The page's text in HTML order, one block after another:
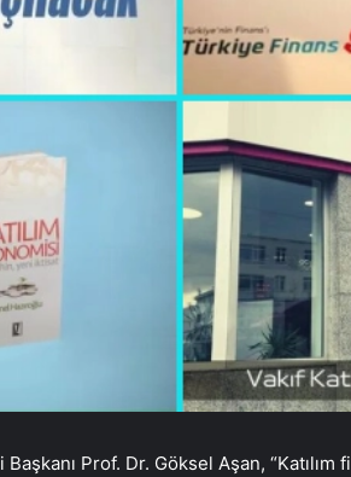
Prof. Dr. Göksel Aşan, “Katılım